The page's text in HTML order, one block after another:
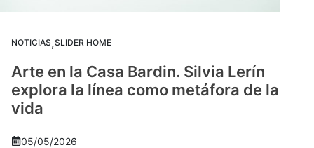
NOTICIAS,SLIDER HOME
Arte en la Casa Bardin. Silvia Lerín
explora la línea como metáfora de la
vida
05/05/2026